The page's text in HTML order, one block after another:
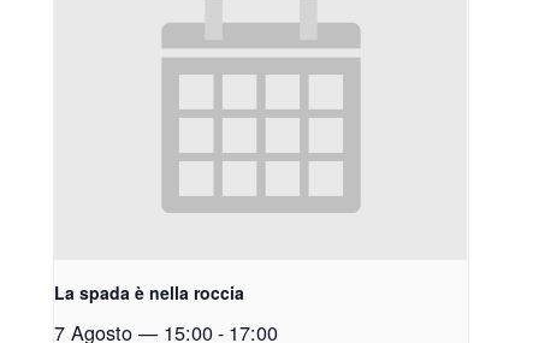
La spada è nella roccia
7 Agosto — 15:00- 17:00